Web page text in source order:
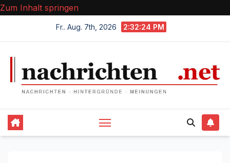
Zum Inhalt springen
Fr.. Aug. 7th, 2026 2:32:24 PM